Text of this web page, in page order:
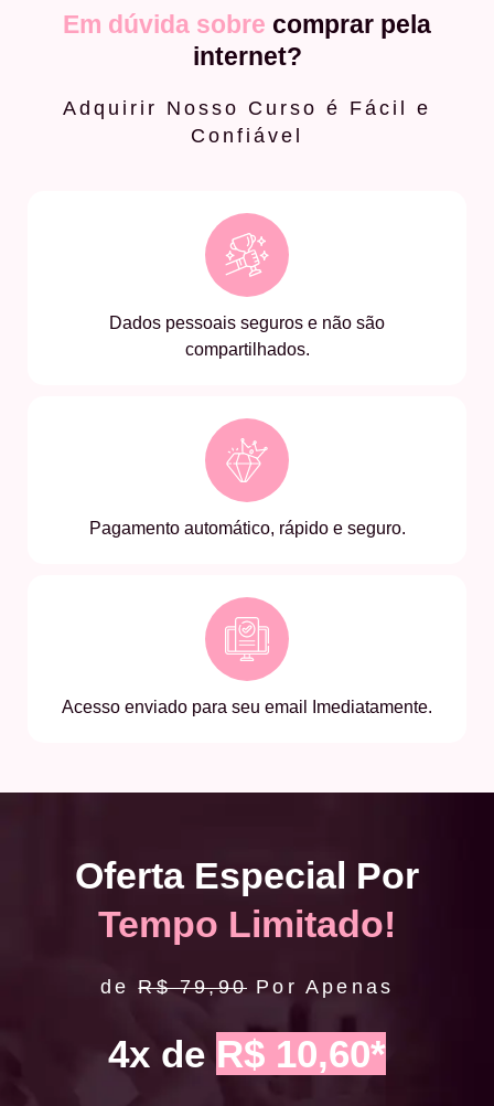
Em dúvida sobre comprar pela
internet?
Adquirir Nosso Curso é Fácil e
Confiável
Dados pessoais seguros e não são
compartilhados.
Pagamento automático, rápido e seguro.
Acesso enviado para seu email Imediatamente.
Oferta Especial Por
Tempo Limitado!
deR$ 79,90 Por Apenas
4x de R$ 10,60*